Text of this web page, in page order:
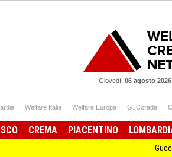
Giovedì, 06 agosto 2026
Welfare Italia Welfare Europa G. Corada
CREMA PIACENTINO
Guccini, Schlein: